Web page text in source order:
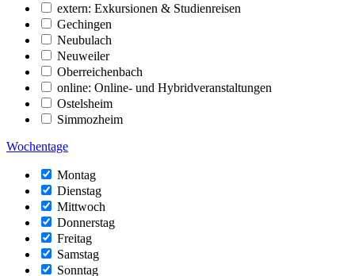
extern: Exkursionen & Studienreisen
Gechingen
Neubulach
Neuweiler
Oberreichenbach
online: Online- und Hybridveranstaltungen
Ostelsheim
Simmozheim
Wochentage
Montag
Dienstag
Mittwoch
Donnerstag
Freitag
Samstag
Sonntag